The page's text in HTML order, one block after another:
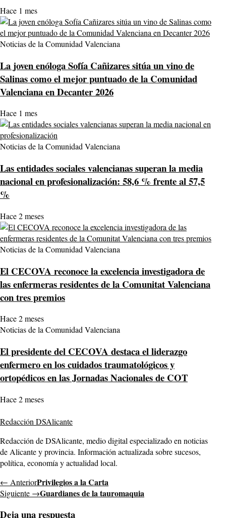
Hace 1 mes
Noticias de la Comunidad Valenciana
La joven enóloga Sofía Cañizares sitúa un vino de
Salinas como el mejor puntuado de la Comunidad
Valenciana en Decanter 2026
Hace 1 mes
Noticias de la Comunidad Valenciana
Las entidades sociales valencianas superan la media
nacional en profesionalización: 58,6 % frente al 57,5
%
Hace 2 meses
Noticias de la Comunidad Valenciana
El CECOVA reconoce la excelencia investigadora de
las enfermeras residentes de la Comunitat Valenciana
con tres premios
Hace 2 meses
Noticias de la Comunidad Valenciana
El presidente del CECOVA destaca el liderazgo
enfermero en los cuidados traumatológicos y
ortopédicos en las Jornadas Nacionales de COT
Hace 2 meses
Redacción DSAlicante
Redacción de DSAlicante, medio digital especializado en noticias
de Alicante y provincia. Información actualizada sobre sucesos,
política, economía y actualidad local.
← AnteriorPrivilegios a la Carta
Siguiente →Guardianes de la tauromaquia
Deja una respuesta